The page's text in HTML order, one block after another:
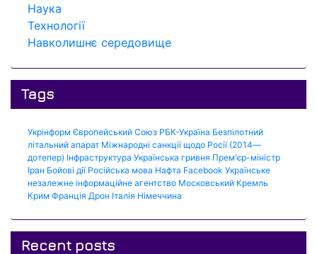
Наука
Технології
Навколишнє середовище
Tags
Укрінформ Європейський Союз РБК-Україна Безпілотний
літальний апарат Міжнародні санкції щодо Росії (2014—
дотепер) Інфраструктура Українська гривня Прем'єр-міністр
Іран Бойові дії Російська мова Нафта Facebook Українське
незалежне інформаційне агентство Московський Кремль
Крим Франція Дрон Італія Німеччина
Recent posts